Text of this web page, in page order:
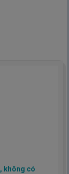
, không có